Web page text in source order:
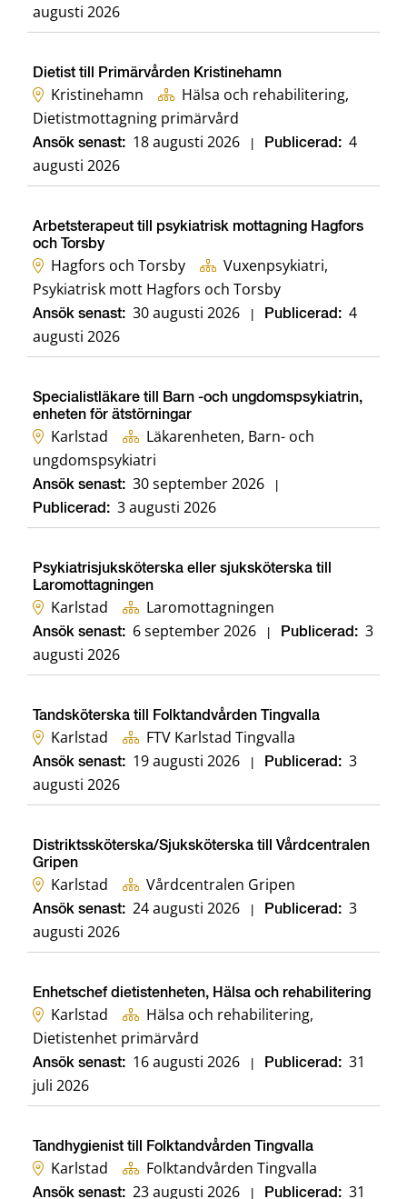
augusti 2026
Dietist till Primärvården Kristinehamn
Kristinehamn
Hälsa och rehabilitering,
Dietistmottagning primärvård
Ansök senast: 18 augusti 2026 Publicerad: 4
augusti 2026
Arbetsterapeut till psykiatrisk mottagning Hagfors
och Torsby
Hagfors och Torsby
Vuxenpsykiatri,
Psykiatrisk mott Hagfors och Torsby
Ansök senast: 30 augusti 2026 Publicerad: 4
augusti 2026
Specialistläkare till Barn -och ungdomspsykiatrin,
enheten för ätstörningar
Karlstad
Läkarenheten, Barn- och
ungdomspsykiatri
Ansök senast: 30 september 2026
Publicerad: 3 augusti 2026
Psykiatrisjuksköterska eller sjuksköterska till
Laromottagningen
Karlstad Laromottagningen
Ansök senast: 6 september 2026 Publicerad: 3
augusti 2026
Tandsköterska till Folktandvården Tingvalla
Karlstad FTV Karlstad Tingvalla
Ansök senast: 19 augusti 2026 Publicerad: 3
augusti 2026
Distriktssköterska/Sjuksköterska till Vårdcentralen
Gripen
Karlstad Vårdcentralen Gripen
Ansök senast: 24 augusti 2026 Publicerad: 3
augusti 2026
Enhetschef dietistenheten, Hälsa och rehabilitering
Karlstad
Hälsa och rehabilitering,
Dietistenhet primärvård
Ansök senast: 16 augusti 2026 Publicerad: 31
juli 2026
Tandhygienist till Folktandvården Tingvalla
Karlstad Folktandvården Tingvalla
Ansök senast: 23 augusti 2026 Publicerad: 31